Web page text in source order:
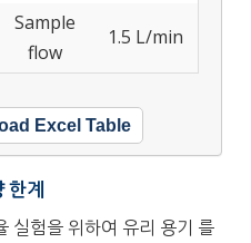
Sample
flow
1.5 L/min
Excel Table
한계
실험을 위하여 유리 용기 를